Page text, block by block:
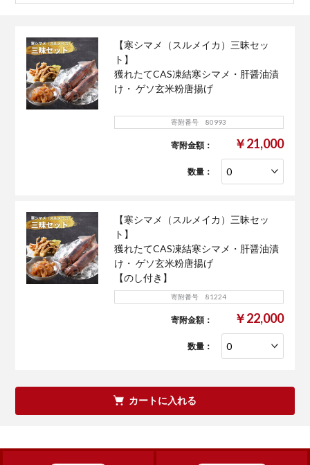
【寒シマメ（スルメイカ）三昧セッ
ト】
獲れたてCAS凍結寒シマメ・肝醤油漬
け・ ゲソ玄米粉唐揚げ
寄附番号 80993
寄附金額： ￥21,000
数量：
【寒シマメ（スルメイカ）三昧セッ
ト】
獲れたてCAS凍結寒シマメ・肝醤油漬
け・ ゲソ玄米粉唐揚げ
【のし付き】
寄附番号 81224
寄附金額： ￥22,000
数量：
カートに入れる